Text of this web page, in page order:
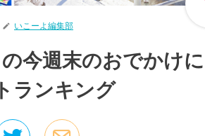
いこーよ編集部
の今週末のおでかけ
ランキング